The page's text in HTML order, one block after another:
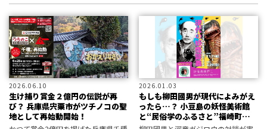
2026.06.10
生け捕り賞金２億円の伝説が再
び？ 兵庫県宍粟市がツチノコの聖
地として再始動開始！
2026.01.03
もしも柳田國男が現代によみがえ
ったら…？ 小豆島の妖怪美術館
と“民俗学のふるさと”福崎町がコ
ラボ展を開催